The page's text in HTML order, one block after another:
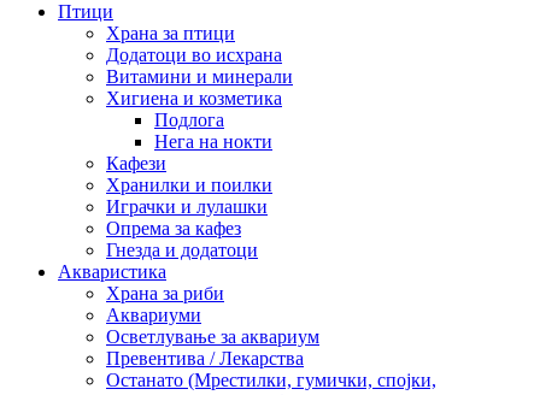
Птици
Храна за птици
Додатоци во исхрана
Витамини и минерали
Хигиена и козметика
Подлога
Нега на нокти
Кафези
Хранилки и поилки
Играчки и лулашки
Опрема за кафез
Гнезда и додатоци
Акваристика
Храна за риби
Аквариуми
Осветлување за аквариум
Превентива / Лекарства
Останато (Мрестилки, гумички, спојки,